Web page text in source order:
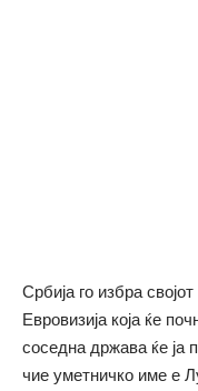
Србија го избра
Евровизија која ќе
соседна држава ќе ја
чие уметничко име е